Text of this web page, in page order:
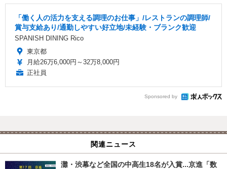
「働く人の活力を支える調理のお仕事」/レストランの調理師/
賞与支給あり/通勤しやすい好立地/未経験・ブランク歓迎
SPANISH DINING Rico
東京都
月給26万6,000円～32万8,000円
正社員
Sponsored by
関連ニュース
灘・渋幕など全国の中高生18名が入賞...京進「数